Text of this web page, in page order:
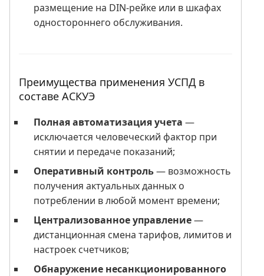
размещение на DIN-рейке или в шкафах
одностороннего обслуживания.
Преимущества применения УСПД в
составе АСКУЭ
Полная автоматизация учета —
исключается человеческий фактор при
снятии и передаче показаний;
Оперативный контроль— возможность
получения актуальных данных о
потреблении в любой момент времени;
Централизованное управление—
дистанционная смена тарифов, лимитов и
настроек счетчиков;
Обнаружение несанкционированного